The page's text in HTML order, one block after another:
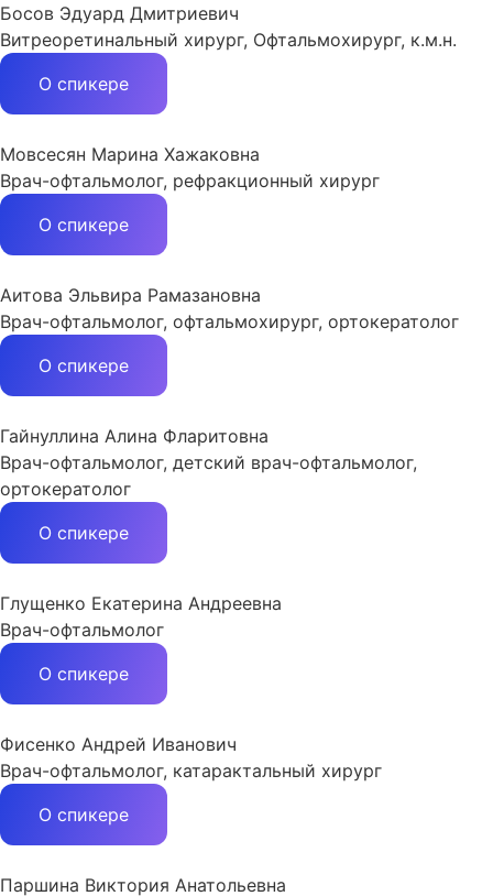
Босов Эдуард Дмитриевич
Витреоретинальный хирург, Офтальмохирург, к.м.н.
О спикере
Мовсесян Марина Хажаковна
Врач-офтальмолог, рефракционный хирург
О спикере
Аитова Эльвира Рамазановна
Врач-офтальмолог, офтальмохирург, ортокератолог
О спикере
Гайнуллина Алина Фларитовна
Врач-офтальмолог, детский врач-офтальмолог,
ортокератолог
О спикере
Глущенко Екатерина Андреевна
Врач-офтальмолог
О спикере
Фисенко Андрей Иванович
Врач-офтальмолог, катарактальный хирург
О спикере
Паршина Виктория Анатольевна